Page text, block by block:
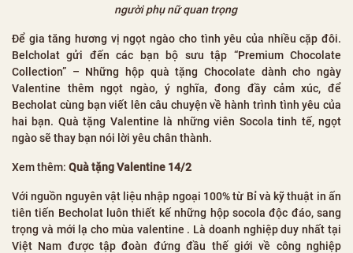
người phụ nữ quan trọng
Để gia tăng hương vị ngọt ngào cho tình yêu của nhiều cặp đôi.
Belcholat gửi đến các bạn bộ sưu tập “Premium Chocolate
Collection” – Những hộp quà tặng Chocolate dành cho ngày
Valentine thêm ngọt ngào, ý nghĩa, đong đầy cảm xúc, để
Becholat cùng bạn viết lên câu chuyện về hành trình tình yêu của
hai bạn. Quà tặng Valentine là những viên Socola tinh tế, ngọt
ngào sẽ thay bạn nói lời yêu chân thành.
Xem thêm: Quà tặng Valentine 14/2
Với nguồn nguyên vật liệu nhập ngoại 100% từ Bỉ và kỹ thuật in ấn
tiên tiến Becholat luôn thiết kế những hộp socola độc đáo, sang
trọng và mới lạ cho mùa valentine . Là doanh nghiệp duy nhất tại
Việt Nam được tập đoàn đứng đầu thế giới về công nghiệp